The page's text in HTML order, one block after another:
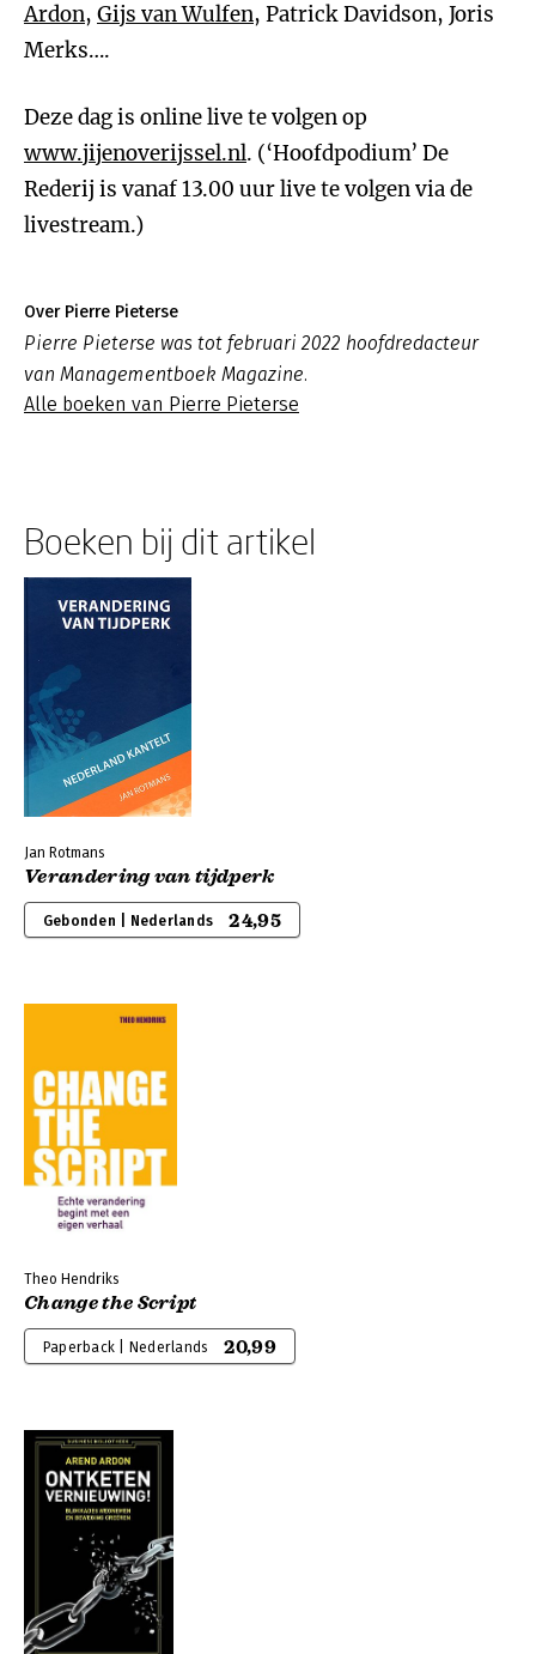
Ardon, Gijs van Wulfen, Patrick Davidson, Joris
Merks….
Deze dag is online live te volgen op
www.jijenoverijssel.nl. (‘Hoofdpodium’ De
Rederij is vanaf 13.00 uur live te volgen via de
livestream.)
Over Pierre Pieterse
Pierre Pieterse was tot februari 2022 hoofdredacteur
van Managementboek Magazine.
Alle boeken van Pierre Pieterse
Boeken bij dit artikel
Jan Rotmans
Verandering van tijdperk
Gebonden | Nederlands 24,95
Theo Hendriks
Change the Script
Paperback | Nederlands 20,99